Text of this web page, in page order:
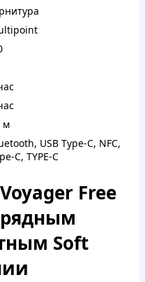
м
, USB Type-C, NFC,
C, TYPE-С
Free
Soft